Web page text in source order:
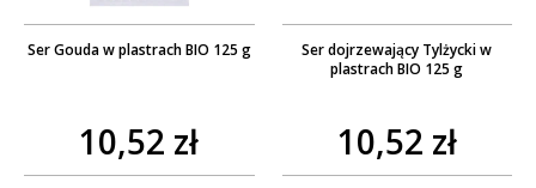
Ser Gouda w plastrach BIO 125 g
10,52 zł
Ser dojrzewający Tylżycki w
plastrach BIO 125 g
10,52 zł